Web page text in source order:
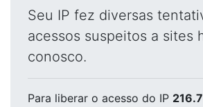
Seu IP fez diversas
acessos suspeitos a sites
conosco.
Para liberar o acesso do IP